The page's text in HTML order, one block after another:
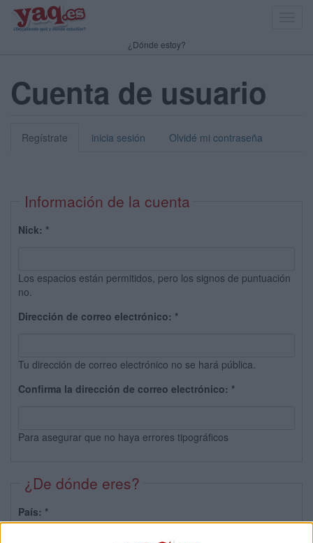
¿Dónde estoy?
Cuenta de usuario
Regístrate inicia sesión Olvidé mi contraseña
Información de la cuenta
Nick: *
Los espacios están permitidos, pero los signos de puntuación
no.
Dirección de correo electrónico: *
Tu dirección de correo electrónico no se hará pública.
Confirma la dirección de correo electrónico: *
Para asegurar que no haya errores tipográficos
¿De dónde eres?
País: *